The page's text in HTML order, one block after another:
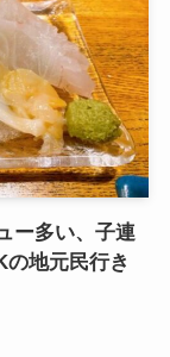
ー多い、子連
地元民行き